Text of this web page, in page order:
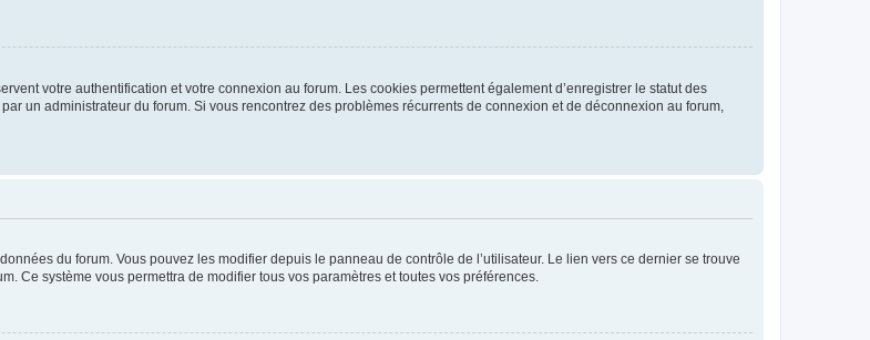
votre authentification et votre connexion au forum. Les cookies permettent également d’enregistrer le statut des
un administrateur du forum. Si vous rencontrez des problèmes récurrents de connexion et de déconnexion au forum,
du forum. Vous pouvez les modifier depuis le panneau de contrôle de l’utilisateur. Le lien vers ce dernier se trouve
Ce système vous permettra de modifier tous vos paramètres et toutes vos préférences.